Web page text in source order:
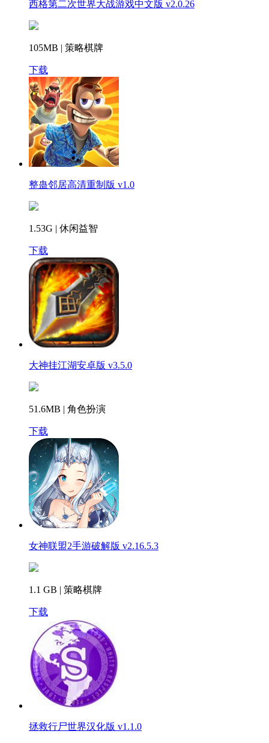
西格第二次世界大战游戏中文版 v2.0.26
105MB | 策略棋牌
下载
整蛊邻居高清重制版 v1.0
1.53G | 休闲益智
下载
大神挂江湖安卓版 v3.5.0
51.6MB | 角色扮演
下载
女神联盟2手游破解版 v2.16.5.3
1.1 GB | 策略棋牌
下载
拯救行尸世界汉化版 v1.1.0